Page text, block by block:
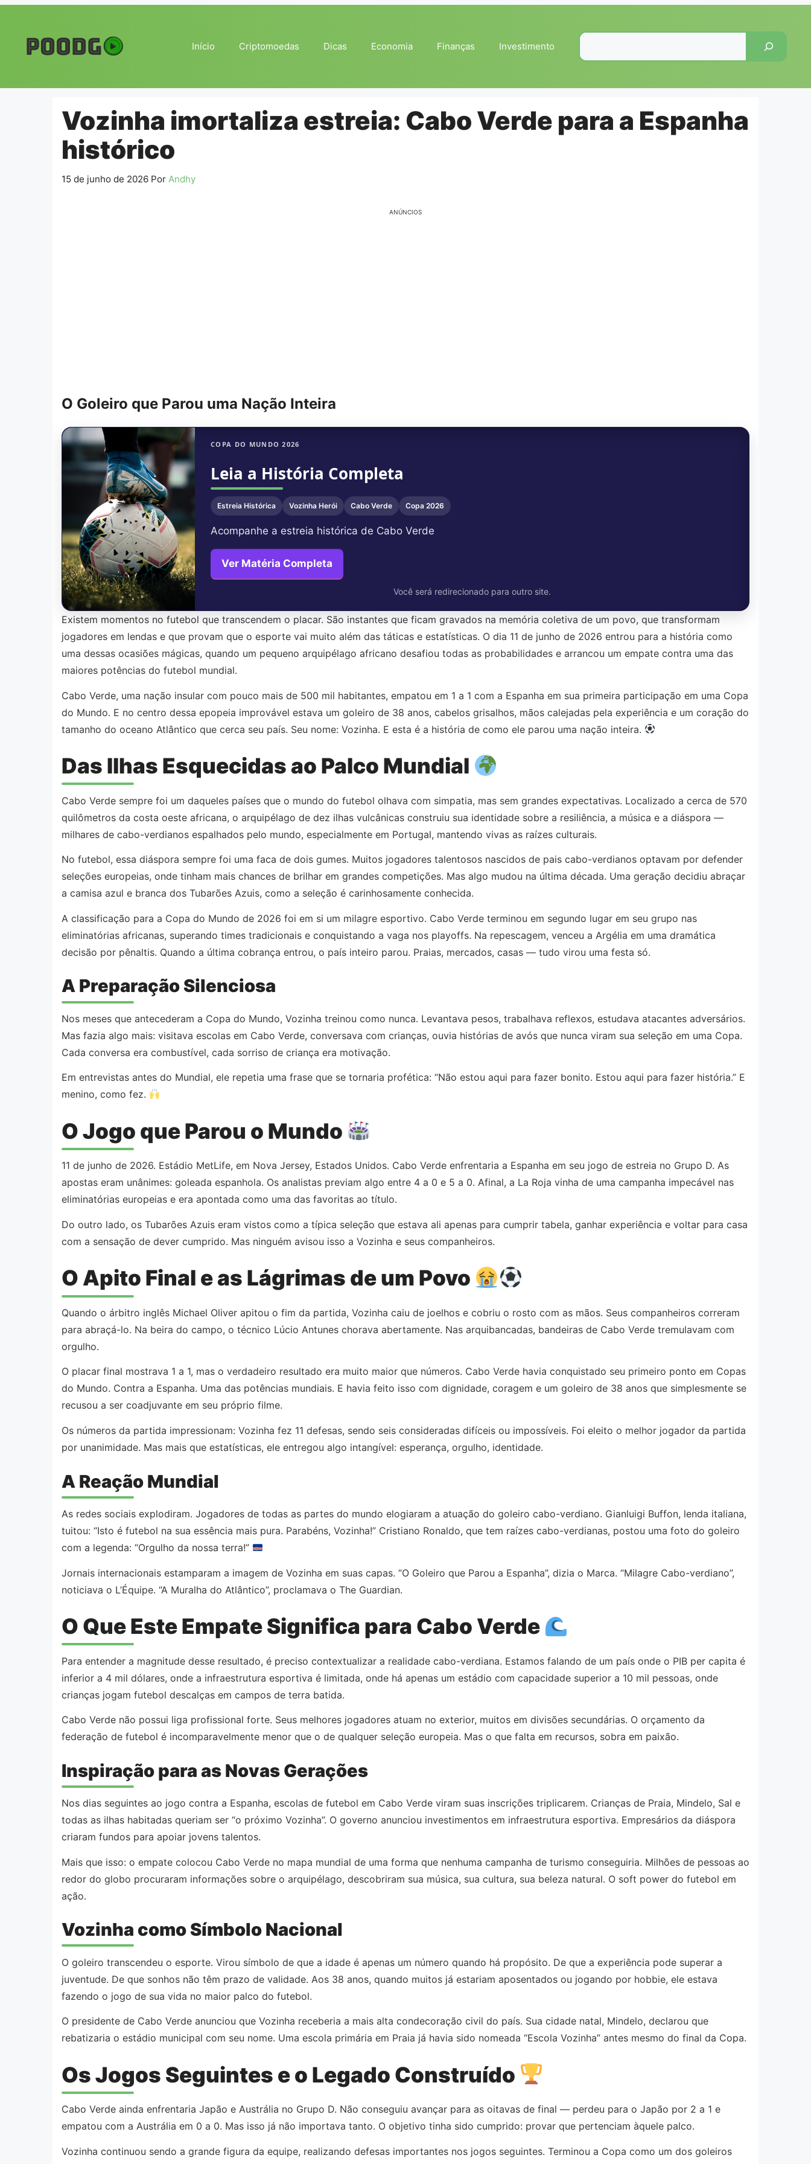
conteúdo
Início Criptomoedas Dicas Economia Finanças Investimento
Vozinha imortaliza estreia: Cabo Verde para a Espanha
histórico
15 de junho de 2026 Por Andhy
ANÚNCIOS
O Goleiro que Parou uma Nação Inteira
COPA DO MUNDO 2026
Leia a História Completa
Estreia Histórica Vozinha Herói Cabo Verde Copa 2026
Acompanhe a estreia histórica de Cabo Verde
Ver Matéria Completa
Você será redirecionado para outro site.
Existem momentos no futebol que transcendem o placar. São instantes que ficam gravados na memória coletiva de um povo, que transformam
jogadores em lendas e que provam que o esporte vai muito além das táticas e estatísticas. O dia 11 de junho de 2026 entrou para a história como
uma dessas ocasiões mágicas, quando um pequeno arquipélago africano desafiou todas as probabilidades e arrancou um empate contra uma das
maiores potências do futebol mundial.
Cabo Verde, uma nação insular com pouco mais de 500 mil habitantes, empatou em 1 a 1 com a Espanha em sua primeira participação em uma Copa
do Mundo. E no centro dessa epopeia improvável estava um goleiro de 38 anos, cabelos grisalhos, mãos calejadas pela experiência e um coração do
tamanho do oceano Atlântico que cerca seu país. Seu nome: Vozinha. E esta é a história de como ele parou uma nação inteira.
Das Ilhas Esquecidas ao Palco Mundial
Cabo Verde sempre foi um daqueles países que o mundo do futebol olhava com simpatia, mas sem grandes expectativas. Localizado a cerca de 570
quilômetros da costa oeste africana, o arquipélago de dez ilhas vulcânicas construiu sua identidade sobre a resiliência, a música e a diáspora —
milhares de cabo-verdianos espalhados pelo mundo, especialmente em Portugal, mantendo vivas as raízes culturais.
No futebol, essa diáspora sempre foi uma faca de dois gumes. Muitos jogadores talentosos nascidos de pais cabo-verdianos optavam por defender
seleções europeias, onde tinham mais chances de brilhar em grandes competições. Mas algo mudou na última década. Uma geração decidiu abraçar
a camisa azul e branca dos Tubarões Azuis, como a seleção é carinhosamente conhecida.
A classificação para a Copa do Mundo de 2026 foi em si um milagre esportivo. Cabo Verde terminou em segundo lugar em seu grupo nas
eliminatórias africanas, superando times tradicionais e conquistando a vaga nos playoffs. Na repescagem, venceu a Argélia em uma dramática
decisão por pênaltis. Quando a última cobrança entrou, o país inteiro parou. Praias, mercados, casas — tudo virou uma festa só.
A Preparação Silenciosa
Nos meses que antecederam a Copa do Mundo, Vozinha treinou como nunca. Levantava pesos, trabalhava reflexos, estudava atacantes adversários.
Mas fazia algo mais: visitava escolas em Cabo Verde, conversava com crianças, ouvia histórias de avós que nunca viram sua seleção em uma Copa.
Cada conversa era combustível, cada sorriso de criança era motivação.
Em entrevistas antes do Mundial, ele repetia uma frase que se tornaria profética: “Não estou aqui para fazer bonito. Estou aqui para fazer história.” E
menino, como fez.
O Jogo que Parou o Mundo
11 de junho de 2026. Estádio MetLife, em Nova Jersey, Estados Unidos. Cabo Verde enfrentaria a Espanha em seu jogo de estreia no Grupo D. As
apostas eram unânimes: goleada espanhola. Os analistas previam algo entre 4 a 0 e 5 a 0. Afinal, a La Roja vinha de uma campanha impecável nas
eliminatórias europeias e era apontada como uma das favoritas ao título.
Do outro lado, os Tubarões Azuis eram vistos como a típica seleção que estava ali apenas para cumprir tabela, ganhar experiência e voltar para casa
com a sensação de dever cumprido. Mas ninguém avisou isso a Vozinha e seus companheiros.
O Apito Final e as Lágrimas de um Povo
Quando o árbitro inglês Michael Oliver apitou o fim da partida, Vozinha caiu de joelhos e cobriu o rosto com as mãos. Seus companheiros correram
para abraçá-lo. Na beira do campo, o técnico Lúcio Antunes chorava abertamente. Nas arquibancadas, bandeiras de Cabo Verde tremulavam com
orgulho.
O placar final mostrava 1 a 1, mas o verdadeiro resultado era muito maior que números. Cabo Verde havia conquistado seu primeiro ponto em Copas
do Mundo. Contra a Espanha. Uma das potências mundiais. E havia feito isso com dignidade, coragem e um goleiro de 38 anos que simplesmente se
recusou a ser coadjuvante em seu próprio filme.
Os números da partida impressionam: Vozinha fez 11 defesas, sendo seis consideradas difíceis ou impossíveis. Foi eleito o melhor jogador da partida
por unanimidade. Mas mais que estatísticas, ele entregou algo intangível: esperança, orgulho, identidade.
A Reação Mundial
As redes sociais explodiram. Jogadores de todas as partes do mundo elogiaram a atuação do goleiro cabo-verdiano. Gianluigi Buffon, lenda italiana,
tuitou: “Isto é futebol na sua essência mais pura. Parabéns, Vozinha!” Cristiano Ronaldo, que tem raízes cabo-verdianas, postou uma foto do goleiro
com a legenda: “Orgulho da nossa terra!”
Jornais internacionais estamparam a imagem de Vozinha em suas capas. “O Goleiro que Parou a Espanha”, dizia o Marca. “Milagre Cabo-verdiano”,
noticiava o L’Équipe. “A Muralha do Atlântico”, proclamava o The Guardian.
O Que Este Empate Significa para Cabo Verde
Para entender a magnitude desse resultado, é preciso contextualizar a realidade cabo-verdiana. Estamos falando de um país onde o PIB per capita é
inferior a 4 mil dólares, onde a infraestrutura esportiva é limitada, onde há apenas um estádio com capacidade superior a 10 mil pessoas, onde
crianças jogam futebol descalças em campos de terra batida.
Cabo Verde não possui liga profissional forte. Seus melhores jogadores atuam no exterior, muitos em divisões secundárias. O orçamento da
federação de futebol é incomparavelmente menor que o de qualquer seleção europeia. Mas o que falta em recursos, sobra em paixão.
Inspiração para as Novas Gerações
Nos dias seguintes ao jogo contra a Espanha, escolas de futebol em Cabo Verde viram suas inscrições triplicarem. Crianças de Praia, Mindelo, Sal e
todas as ilhas habitadas queriam ser “o próximo Vozinha”. O governo anunciou investimentos em infraestrutura esportiva. Empresários da diáspora
criaram fundos para apoiar jovens talentos.
Mais que isso: o empate colocou Cabo Verde no mapa mundial de uma forma que nenhuma campanha de turismo conseguiria. Milhões de pessoas ao
redor do globo procuraram informações sobre o arquipélago, descobriram sua música, sua cultura, sua beleza natural. O soft power do futebol em
ação.
Vozinha como Símbolo Nacional
O goleiro transcendeu o esporte. Virou símbolo de que a idade é apenas um número quando há propósito. De que a experiência pode superar a
juventude. De que sonhos não têm prazo de validade. Aos 38 anos, quando muitos já estariam aposentados ou jogando por hobbie, ele estava
fazendo o jogo de sua vida no maior palco do futebol.
O presidente de Cabo Verde anunciou que Vozinha receberia a mais alta condecoração civil do país. Sua cidade natal, Mindelo, declarou que
rebatizaria o estádio municipal com seu nome. Uma escola primária em Praia já havia sido nomeada “Escola Vozinha” antes mesmo do final da Copa.
Os Jogos Seguintes e o Legado Construído
Cabo Verde ainda enfrentaria Japão e Austrália no Grupo D. Não conseguiu avançar para as oitavas de final — perdeu para o Japão por 2 a 1 e
empatou com a Austrália em 0 a 0. Mas isso já não importava tanto. O objetivo tinha sido cumprido: provar que pertenciam àquele palco.
Vozinha continuou sendo a grande figura da equipe, realizando defesas importantes nos jogos seguintes. Terminou a Copa como um dos goleiros